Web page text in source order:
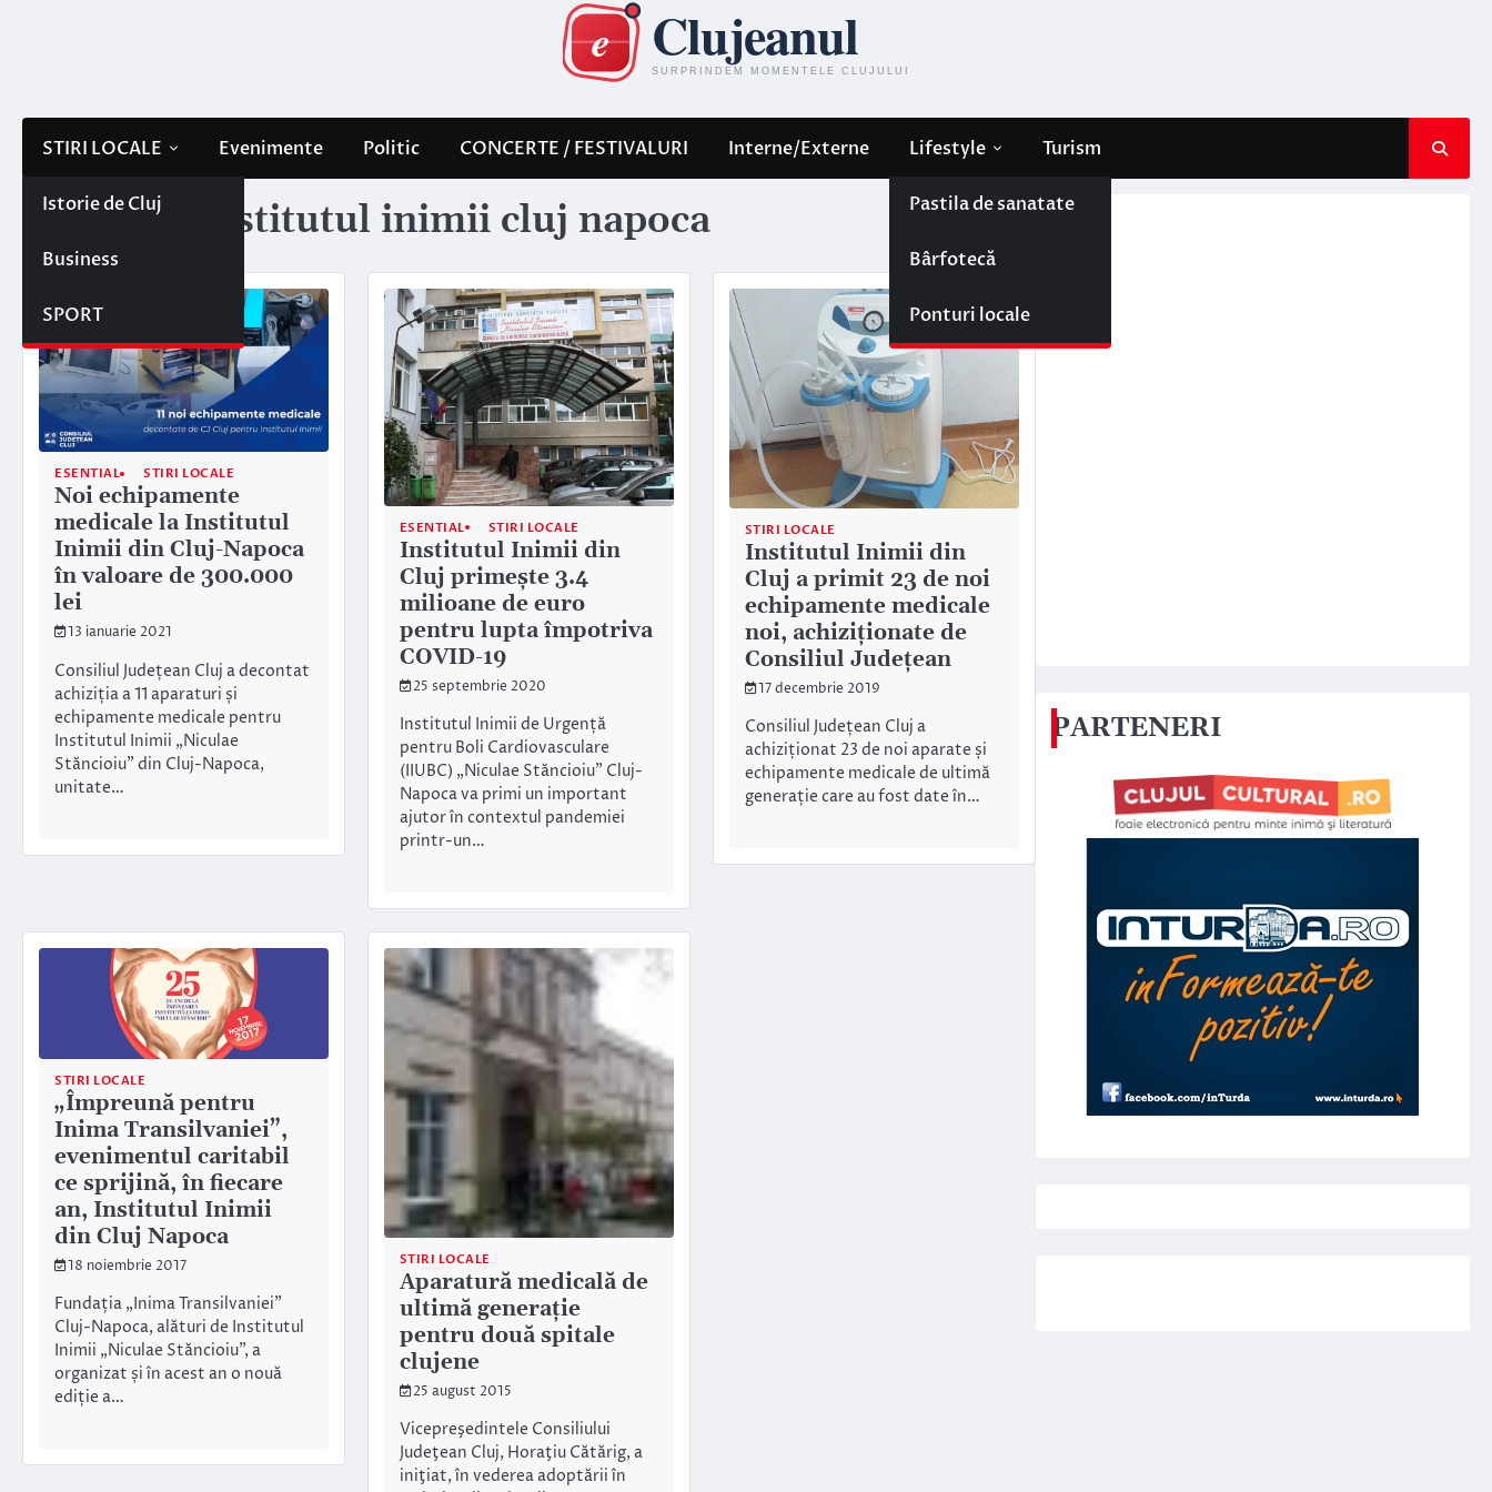
STIRI LOCALE
Istorie de Cluj
Business
SPORT
Evenimente Politic CONCERTE / FESTIVALURI Interne/Externe Lifestyle
Pastila de sanatate
Bârfotecă
Ponturi locale
Turism
Etichetă: institutul inimii cluj napoca
ESENTIAL STIRI LOCALE
Noi echipamente
medicale la Institutul
Inimii din Cluj-Napoca
în valoare de 300.000
lei
13 ianuarie 2021
Consiliul Județean Cluj a decontat
achiziția a 11 aparaturi și
echipamente medicale pentru
Institutul Inimii „Niculae
Stăncioiu” din Cluj-Napoca,
unitate…
ESENTIAL STIRI LOCALE
Institutul Inimii din
Cluj primește 3.4
milioane de euro
pentru lupta împotriva
COVID-19
25 septembrie 2020
Institutul Inimii de Urgență
pentru Boli Cardiovasculare
(IIUBC) „Niculae Stăncioiu” Cluj-
Napoca va primi un important
ajutor în contextul pandemiei
printr-un…
STIRI LOCALE
Institutul Inimii din
Cluj a primit 23 de noi
echipamente medicale
noi, achiziționate de
Consiliul Județean
17 decembrie 2019
Consiliul Județean Cluj a
achiziționat 23 de noi aparate și
echipamente medicale de ultimă
generație care au fost date în…
STIRI LOCALE
„Împreună pentru
Inima Transilvaniei”,
evenimentul caritabil
ce sprijină, în fiecare
an, Institutul Inimii
din Cluj Napoca
18 noiembrie 2017
Fundația „Inima Transilvaniei”
Cluj-Napoca, alături de Institutul
Inimii „Niculae Stăncioiu”, a
organizat și în acest an o nouă
ediție a…
STIRI LOCALE
Aparatură medicală de
ultimă generație
pentru două spitale
clujene
25 august 2015
Vicepreşedintele Consiliului
Judeţean Cluj, Horaţiu Cătărig, a
iniţiat, în vederea adoptării în
PARTENERI